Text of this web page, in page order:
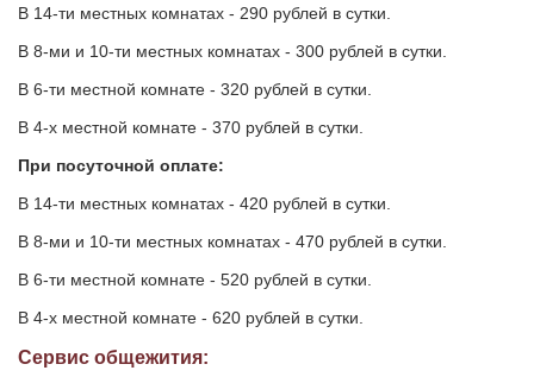
В 14-ти местных комнатах - 290 рублей в сутки.
В 8-ми и 10-ти местных комнатах - 300 рублей в сутки.
В 6-ти местной комнате - 320 рублей в сутки.
В 4-х местной комнате - 370 рублей в сутки.
При посуточной оплате:
В 14-ти местных комнатах - 420 рублей в сутки.
В 8-ми и 10-ти местных комнатах - 470 рублей в сутки.
В 6-ти местной комнате - 520 рублей в сутки.
В 4-х местной комнате - 620 рублей в сутки.
Сервис общежития: